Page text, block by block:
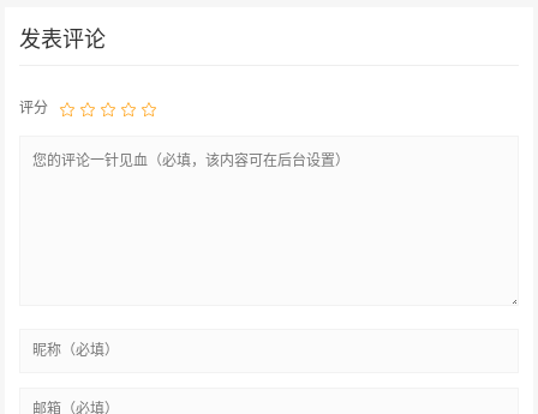
发表评论
评分